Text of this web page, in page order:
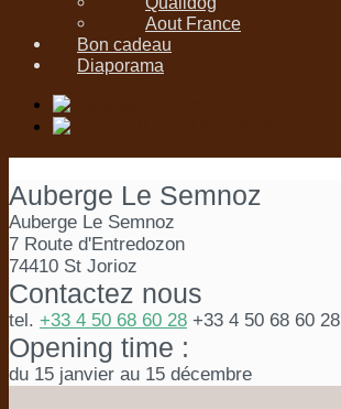
Aout France
Bon cadeau
Diaporama
Auberge Le Semnoz
Auberge Le Semnoz
7 Route d'Entredozon
74410 St Jorioz
Contactez nous
tel. +33 4 50 68 60 28 +33 4 50 68 60 28
Opening time :
du 15 janvier au 15 décembre